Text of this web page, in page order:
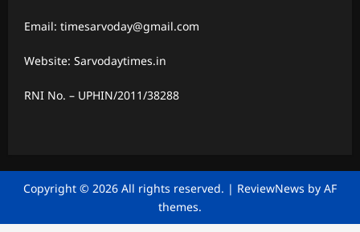
Email: timesarvoday@gmail.com
Website: Sarvodaytimes.in
RNI No. – UPHIN/2011/38288
Copyright © 2026 All rights reserved. | ReviewNews by AF
themes.